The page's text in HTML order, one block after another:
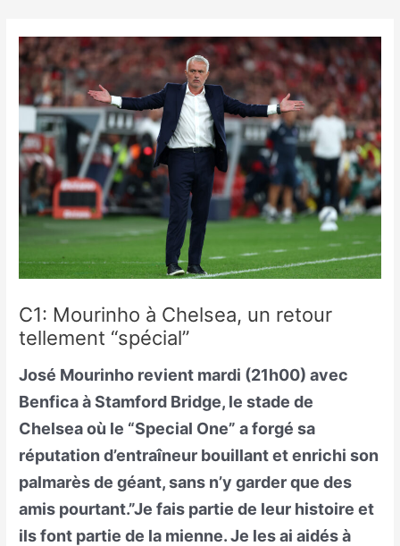
content
C1: Mourinho à Chelsea, un retour
tellement “spécial”
José Mourinho revient mardi (21h00) avec
Benfica à Stamford Bridge, le stade de
Chelsea où le “Special One” a forgé sa
réputation d’entraîneur bouillant et enrichi son
palmarès de géant, sans n’y garder que des
amis pourtant.”Je fais partie de leur histoire et
ils font partie de la mienne. Je les ai aidés à